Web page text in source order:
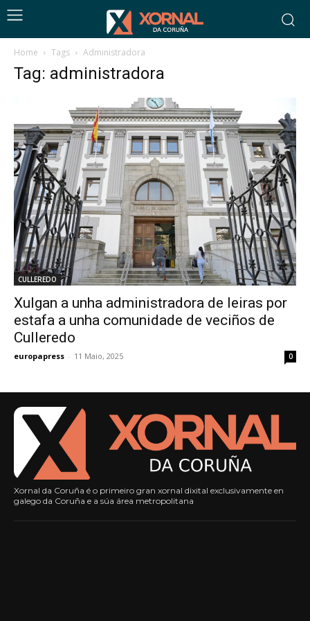
Home Tags Administradora
Tag: administradora
CULLEREDO
Xulgan a unha administradora de leiras por
estafa a unha comunidade de veciños de
Culleredo
europapress - 11 Maio, 2025 0
Xornal da Coruña é o primeiro gran xornal dixital exclusivamente en
galego da Coruña e a súa área metropolitana